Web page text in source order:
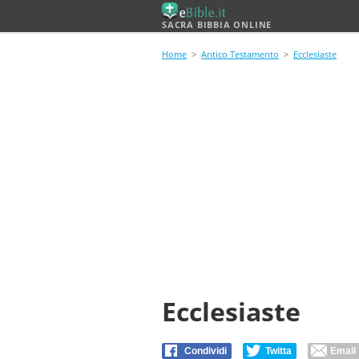
SACRA BIBBIA ONLINE
Home > Antico Testamento > Ecclesiaste
Ecclesiaste
Condividi Twitta Email